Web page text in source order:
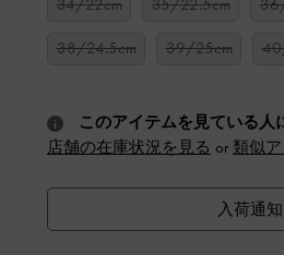
34/22cm 35/22.5cm
38/24.5cm
39/25cm
このアイテムを見ている人
店舗の在庫状況を見る or 類似
入荷通